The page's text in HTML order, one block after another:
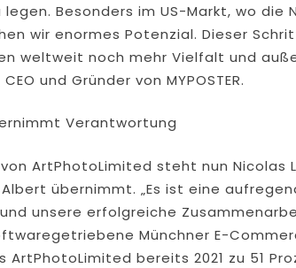
Besonders im US-Markt, wo die
wir enormes Potenzial. Dieser
weltweit noch mehr Vielfalt und
und Gründer von MYPOSTER.
Verantwortung
ArtPhotoLimited steht nun Nicolas
Albert übernimmt. „Es ist eine
unsere erfolgreiche
Münchner E-
ArtPhotoLimited bereits 2021 zu 51